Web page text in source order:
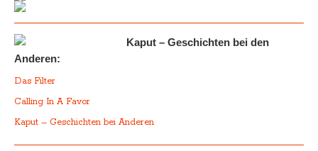
Kaput – Geschichten bei den
Anderen:
Das Filter
Calling In A Favor
Kaput – Geschichten bei Anderen